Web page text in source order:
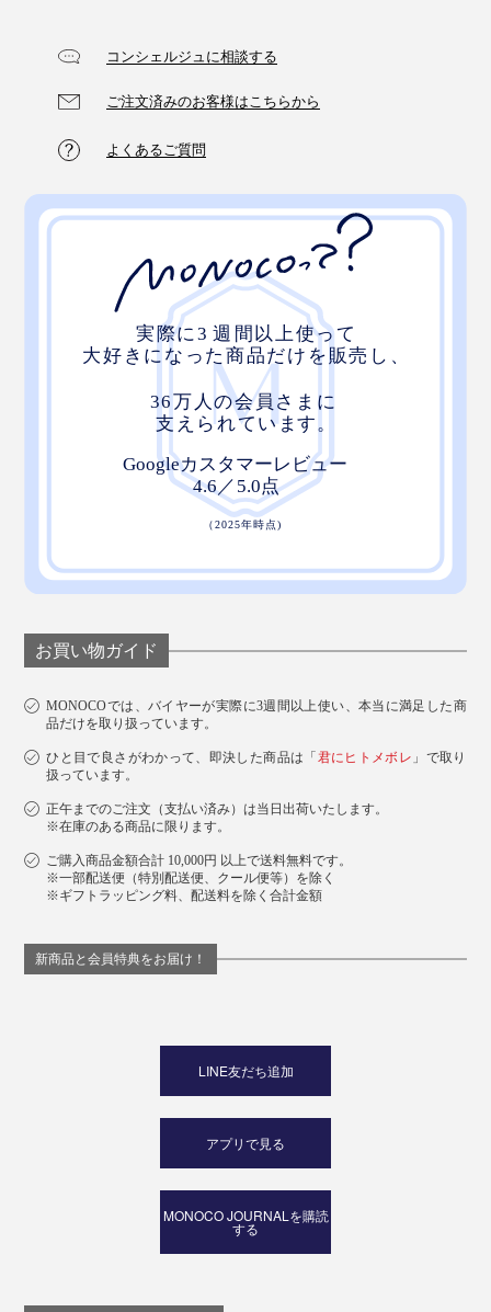
コンシェルジュに相談する
ご注文済みのお客様はこちらから
よくあるご質問
お買い物ガイド
MONOCOでは、バイヤーが実際に3週間以上使い、本当に満足した商
品だけを取り扱っています。
ひと目で良さがわかって、即決した商品は「 君にヒトメボレ 」で取り
扱っています。
正午までのご注文（支払い済み）は当日出荷いたします。
※在庫のある商品に限ります。
ご購入商品金額合計 10,000円 以上で送料無料です。
※一部配送便（特別配送便、クール便等）を除く
※ギフトラッピング料、配送料を除く合計金額
新商品と会員特典をお届け！
LINE友だち追加
アプリで見る
MONOCO JOURNALを購読
する